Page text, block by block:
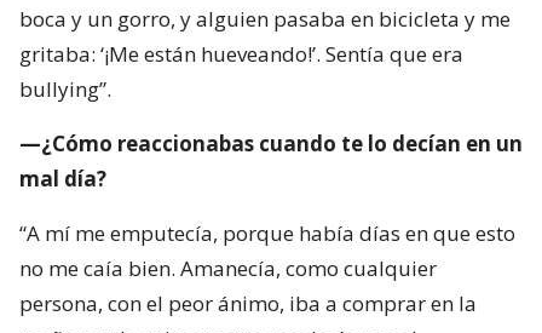
boca y un gorro, y alguien pasaba en bicicleta y me
gritaba: ‘¡Me están hueveando!’. Sentía que era
bullying”.
—¿Cómo reaccionabas cuando te lo decían en un
mal día?
“A mí me emputecía, porque había días en que esto
no me caía bien. Amanecía, como cualquier
persona, con el peor ánimo, iba a comprar en la